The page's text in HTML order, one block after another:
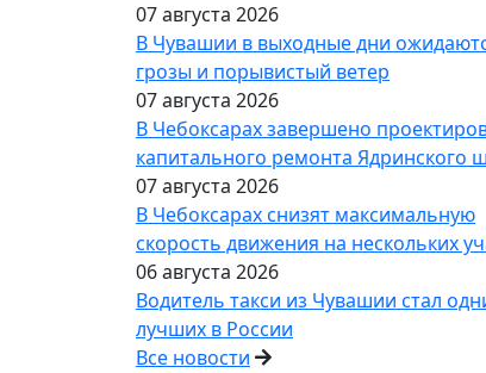
07 августа 2026
В Чувашии в выходные дни
грозы и порывистый ветер
07 августа 2026
В Чебоксарах завершено
капитального ремонта Ядринского
07 августа 2026
В Чебоксарах снизят максимальную
скорость движения на нескольких
06 августа 2026
Водитель такси из Чувашии стал
лучших в России
Все новости